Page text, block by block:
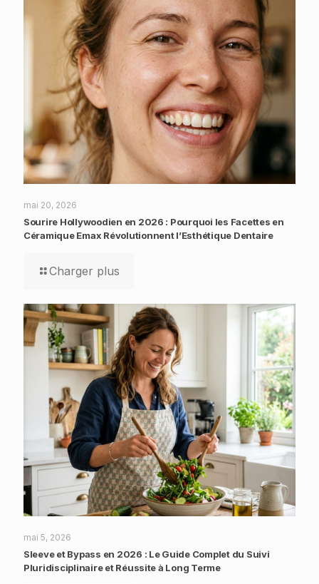
mai 20, 2026
Sourire Hollywoodien en 2026 : Pourquoi les Facettes en
Céramique Emax Révolutionnent l’Esthétique Dentaire
Charger plus
mai 5, 2026
Sleeve et Bypass en 2026 : Le Guide Complet du Suivi
Pluridisciplinaire et Réussite à Long Terme